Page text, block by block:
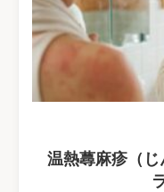
温熱蕁麻疹（